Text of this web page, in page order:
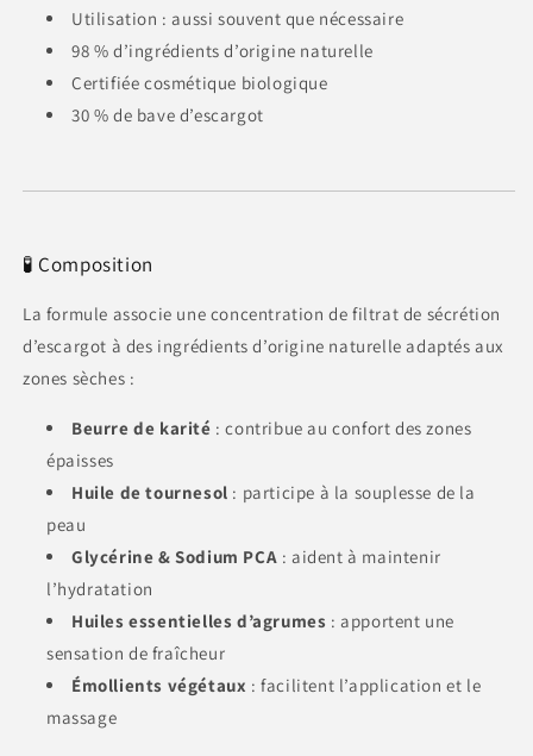
Utilisation : aussi souvent que nécessaire
98 % d’ingrédients d’origine naturelle
Certifiée cosmétique biologique
30 % de bave d’escargot
🧪 Composition
La formule associe une concentration de filtrat de sécrétion
d’escargot à des ingrédients d’origine naturelle adaptés aux
zones sèches :
Beurre de karité : contribue au confort des zones
épaisses
Huile de tournesol : participe à la souplesse de la
peau
Glycérine & Sodium PCA : aident à maintenir
l’hydratation
Huiles essentielles d’agrumes : apportent une
sensation de fraîcheur
Émollients végétaux : facilitent l’application et le
massage